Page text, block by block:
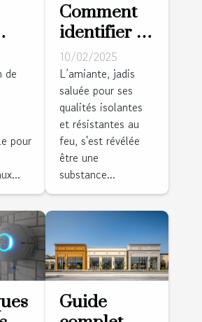
de
pour
Comment
identifier et
gérer
l’amiante
dans les
bâtiments
anciens
10/02/2025
L’amiante, jadis
saluée pour ses
qualités isolantes
et résistantes au
feu, s'est révélée
être une
substance...
Guide